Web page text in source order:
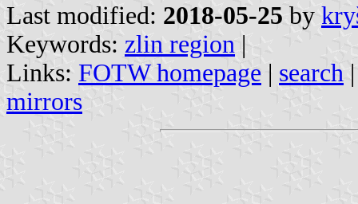
Last modified: 2018-05-25 by
Keywords: zlin region |
Links: FOTW homepage | search
mirrors